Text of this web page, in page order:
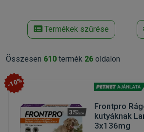
Termékek szűrése
Összesen 610 termék 26 oldalon
-10%
Frontpro
kutyáknak
3x136mg